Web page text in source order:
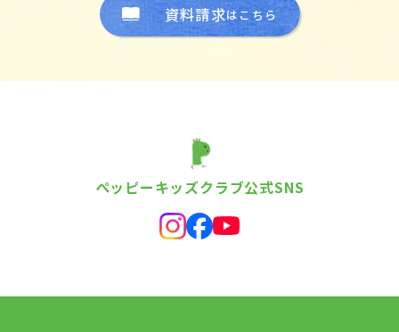
資料請求はこちら
ペッピーキッズクラブ公式SNS